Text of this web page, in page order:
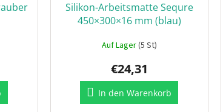
Silikon-Arbeitsmatte Sequre
450×300×16 mm (blau)
Auf Lager(5 St)
€24,31
In den Warenkorb